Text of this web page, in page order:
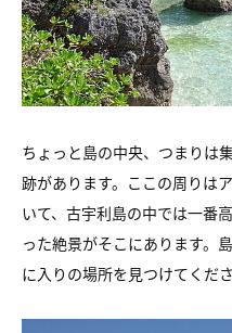
ちょっと島の中央、つまりは
跡があります。 ここの周りは
いて、 古宇利島の中では一番
った絶景がそこにあります。
に入りの場所を見つけてくださ